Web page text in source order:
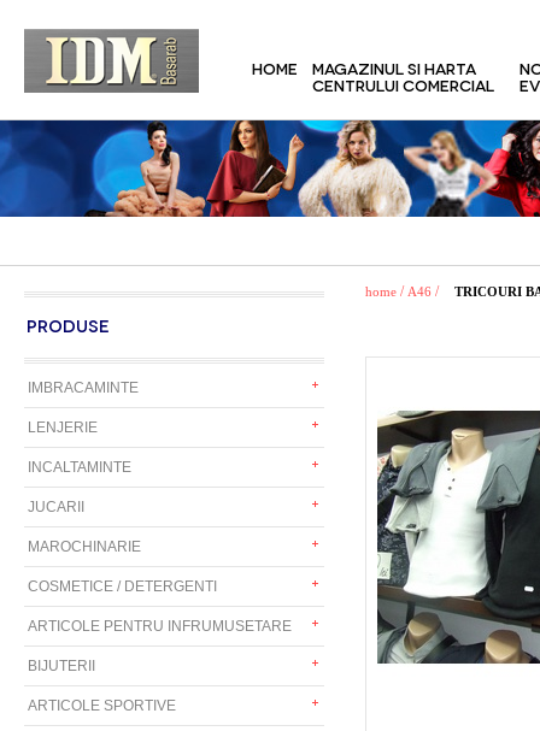
HOME
MAGAZINUL SI HARTA
CENTRULUI COMERCIAL
PRODUSE
IMBRACAMINTE
LENJERIE
INCALTAMINTE
JUCARII
MAROCHINARIE
COSMETICE / DETERGENTI
ARTICOLE PENTRU INFRUMUSETARE
BIJUTERII
ARTICOLE SPORTIVE
home / A46 / TRICOURI